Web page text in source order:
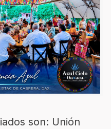
son: Unión